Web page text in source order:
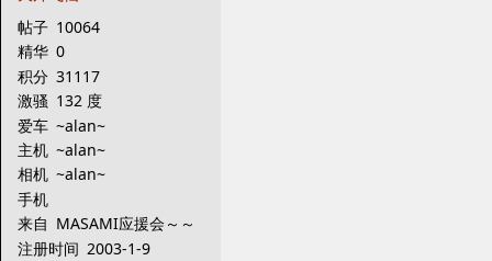
帖子 10064
精华 0
积分 31117
激骚 132 度
爱车 ~alan~
主机 ~alan~
相机 ~alan~
手机
来自 MASAMI应援会～～
～
注册时间 2003-1-9